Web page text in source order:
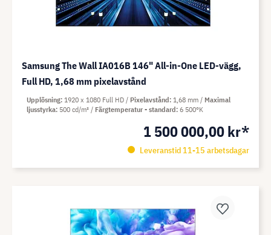
Samsung The Wall IA016B 146" All-in-One LED-vägg,
Full HD, 1,68 mm pixelavstånd
1 500 000,00 kr*
Leveranstid 11-15 arbetsdagar
Upplösning 1920 x 1080 Full HD Pixelavstånd 1,68 mm
Maximal
ljusstyrka 500 cd/m² Färgtemperatur - standard 6 500°K